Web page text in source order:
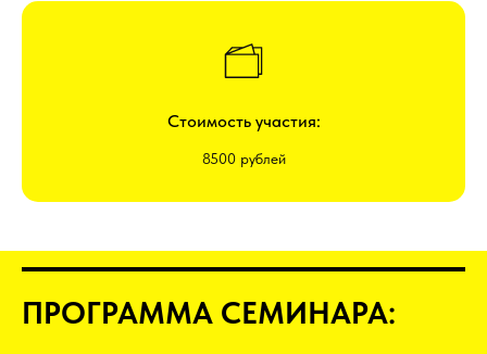
Стоимость участия:
8500 рублей
ПРОГРАММА СЕМИНАРА: